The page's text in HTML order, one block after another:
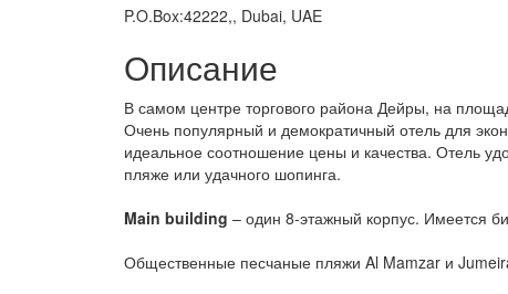
P.O.Box:42222,, Dubai, UAE
Описание
В самом центре торгового района Дейры, на
Очень популярный и демократичный отель для
идеальное соотношение цены и качества. Отель
пляже или удачного шопинга.
Main building – один 8-этажный корпус. Имеется
Общественные песчаные пляжи Al Mamzar и